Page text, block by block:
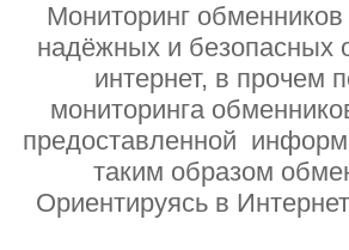
Мониторинг обменников
надёжных и безопасных
интернет, в прочем
мониторинга
предоставленной
таким образом
Ориентируясь в